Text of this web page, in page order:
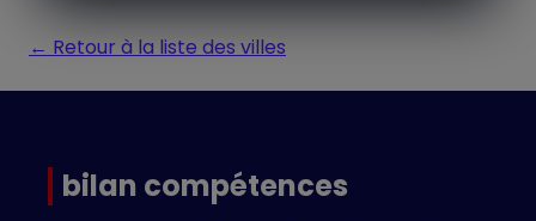
← Retour à la liste des villes
bilan compétences